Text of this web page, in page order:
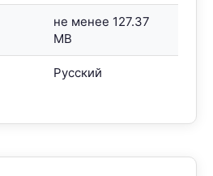
не менее 127.37
MB
Русский